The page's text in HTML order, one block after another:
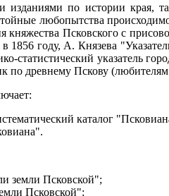
изданиями по истории края,
любопытства
княжества Псковского с
году, А. Князева
статистический указатель
по древнему Пскову
каталог
земли Псковской";
Псковской";